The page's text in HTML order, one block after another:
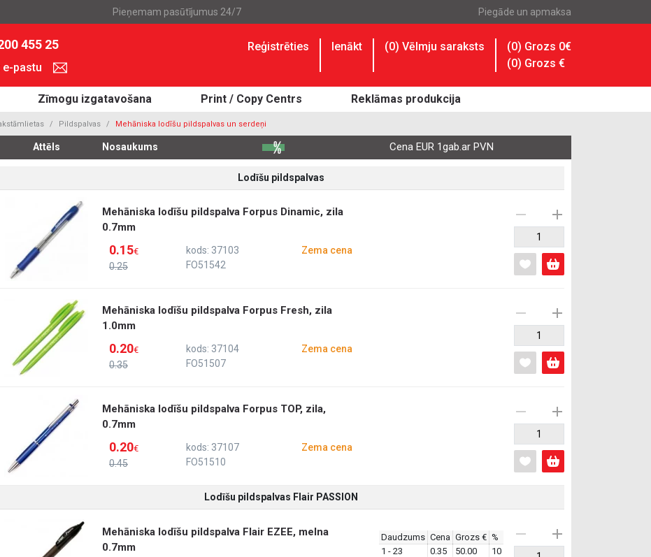
Pieņemam pasūtījumus 24/7 Piegāde un apmaksa
455 25
pastu
Reģistrēties Ienākt (0) Vēlmju saraksts
(0) Grozs 0€
(0) Grozs €
Zīmogu izgatavošana Print / Copy Centrs Reklāmas produkcija
Pildspalvas Mehāniska lodīšu pildspalvas un serdeņi
Attēls Nosaukums Cena EUR 1gab.ar PVN
Lodīšu pildspalvas
Mehāniska lodīšu pildspalva Forpus Dinamic, zila
0.7mm
0.25
0.15€
kods: 37103
FO51542
Zema cena
Mehāniska lodīšu pildspalva Forpus Fresh, zila
1.0mm
0.35
0.20€
kods: 37104
FO51507
Zema cena
Mehāniska lodīšu pildspalva Forpus TOP, zila,
0.7mm
0.45
0.20€
kods: 37107
FO51510
Zema cena
Lodīšu pildspalvas Flair PASSION
Mehāniska lodīšu pildspalva Flair EZEE, melna
0.7mm
Daudzums Cena Grozs € %
1 - 23
0.35 50.00
10